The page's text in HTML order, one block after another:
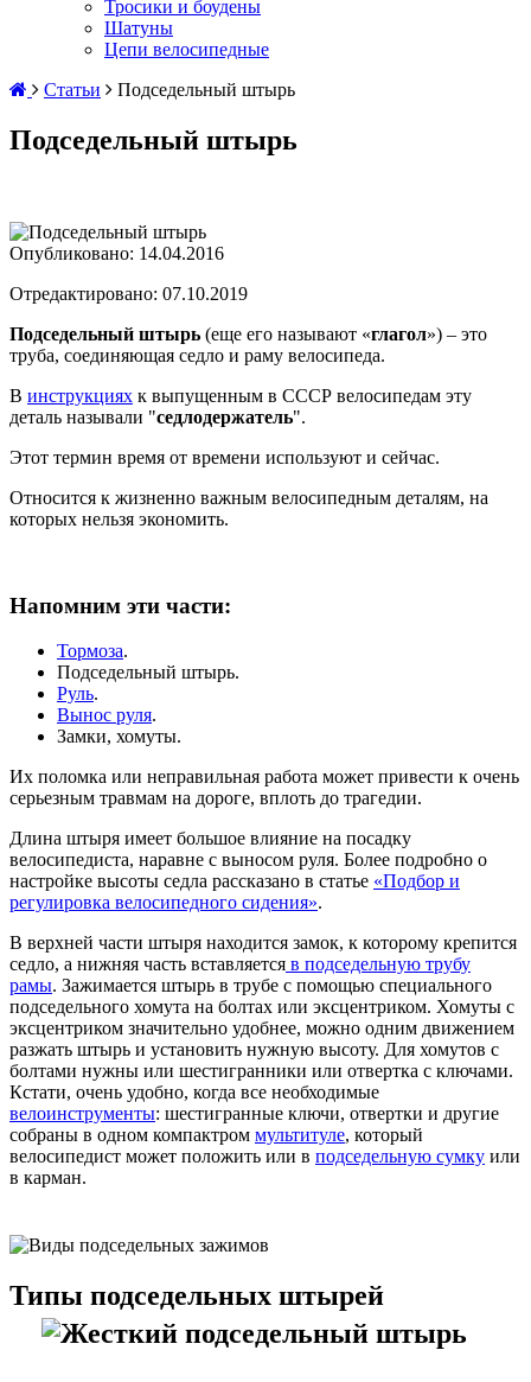
Тросики и боудены
Шатуны
Цепи велосипедные
Статьи
Подседельный штырь
Подседельный штырь
Опубликовано: 14.04.2016
Отредактировано: 07.10.2019
Подседельный штырь (еще его называют «глагол») – это
труба, соединяющая седло и раму велосипеда.
В инструкциях к выпущенным в СССР велосипедам эту
деталь называли "седлодержатель".
Этот термин время от времени используют и сейчас.
Относится к жизненно важным велосипедным деталям, на
которых нельзя экономить.
Напомним эти части:
Тормоза.
Подседельный штырь.
Руль.
Вынос руля.
Замки, хомуты.
Их поломка или неправильная работа может привести к очень
серьезным травмам на дороге, вплоть до трагедии.
Длина штыря имеет большое влияние на посадку
велосипедиста, наравне с выносом руля. Более подробно о
настройке высоты седла рассказано в статье «Подбор и
регулировка велосипедного сидения».
В верхней части штыря находится замок, к которому крепится
седло, а нижняя часть вставляется в подседельную трубу
рамы. Зажимается штырь в трубе с помощью специального
подседельного хомута на болтах или эксцентриком. Хомуты с
эксцентриком значительно удобнее, можно одним движением
разжать штырь и установить нужную высоту. Для хомутов с
болтами нужны или шестигранники или отвертка с ключами.
Кстати, очень удобно, когда все необходимые
велоинструменты: шестигранные ключи, отвертки и другие
собраны в одном компактром мультитуле, который
велосипедист может положить или в подседельную сумку или
в карман.
Типы подседельных штырей